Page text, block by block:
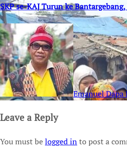
SKP se-KAJ Turun ke
Emanuel
Leave a Reply
You must belogged into post a